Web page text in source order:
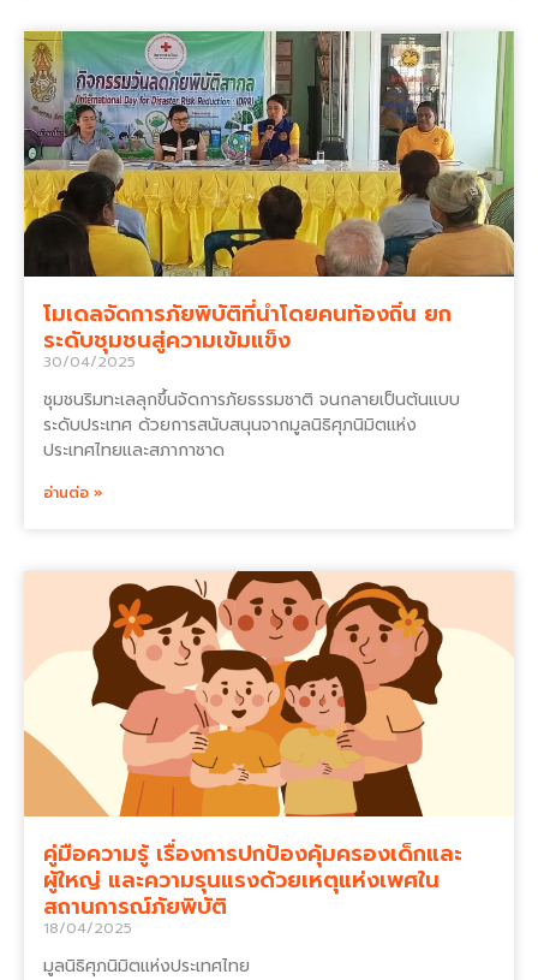
โมเดลจัดการภัยพิบัติที่นำโดยคนท้องถิ่น ยก
ระดับชุมชนสู่ความเข้มแข็ง
30/04/2025
ชุมชนริมทะเลลุกขึ้นจัดการภัยธรรมชาติ จนกลายเป็นต้นแบบ
ระดับประเทศ ด้วยการสนับสนุนจากมูลนิธิศุภนิมิตแห่ง
ประเทศไทยและสภากาชาด
อ่านต่อ »
คู่มือความรู้ เรื่องการปกป้องคุ้มครองเด็กและ
ผู้ใหญ่ และความรุนแรงด้วยเหตุแห่งเพศใน
สถานการณ์ภัยพิบัติ
18/04/2025
มูลนิธิศุภนิมิตแห่งประเทศไทย